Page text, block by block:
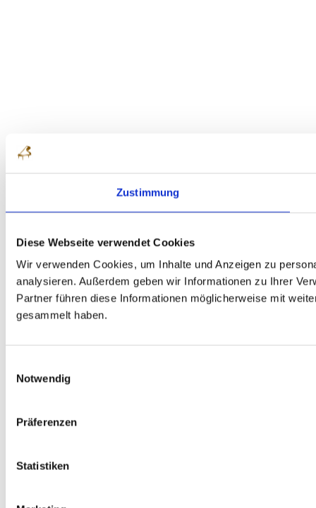
Zustimmung
Diese Webseite verwendet Cookies
Wir verwenden Cookies, um Inhalte und Anzeigen zu
analysieren. Außerdem geben wir Informationen zu Ihrer
Partner führen diese Informationen möglicherweise mit
gesammelt haben.
Notwendig
Präferenzen
Statistiken